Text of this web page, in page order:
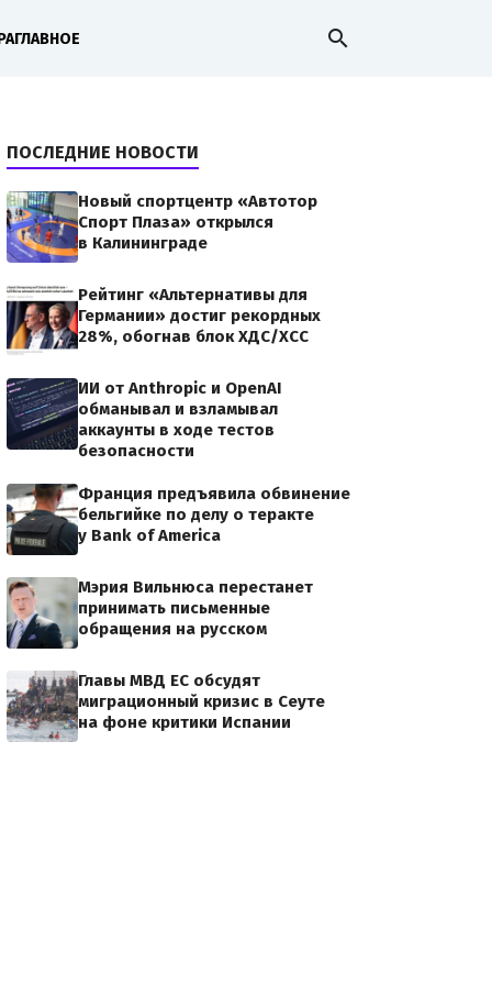
ГЛАВНОЕ search
ПОСЛЕДНИЕ НОВОСТИ
Новый спортцентр «Автотор
Спорт Плаза» открылся
в Калининграде
Рейтинг «Альтернативы для
Германии» достиг рекордных
28%, обогнав блок ХДС/ХСС
ИИ от Anthropic и OpenAI
обманывал и взламывал
аккаунты в ходе тестов
безопасности
Франция предъявила обвинение
бельгийке по делу о теракте
у Bank of America
Мэрия Вильнюса перестанет
принимать письменные
обращения на русском
Главы МВД ЕС обсудят
миграционный кризис в Сеуте
на фоне критики Испании